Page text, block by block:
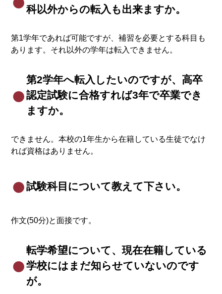
科以外からの転入も出来ますか。
第1学年であれば可能ですが、補習を必要とする科目も
あります。それ以外の学年は転入できません。
第2学年へ転入したいのですが、高卒
認定試験に合格すれば3年で卒業でき
ますか。
できません。本校の1年生から在籍している生徒でなけ
れば資格はありません。
試験科目について教えて下さい。
作文(50分)と面接です。
転学希望について、現在在籍している
学校にはまだ知らせていないのです
が。